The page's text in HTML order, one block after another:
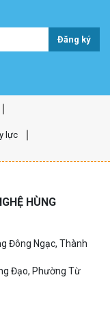
Đăng ký
lực
HÙNG
Đông Ngạc, Thành
Đạo, Phường Từ